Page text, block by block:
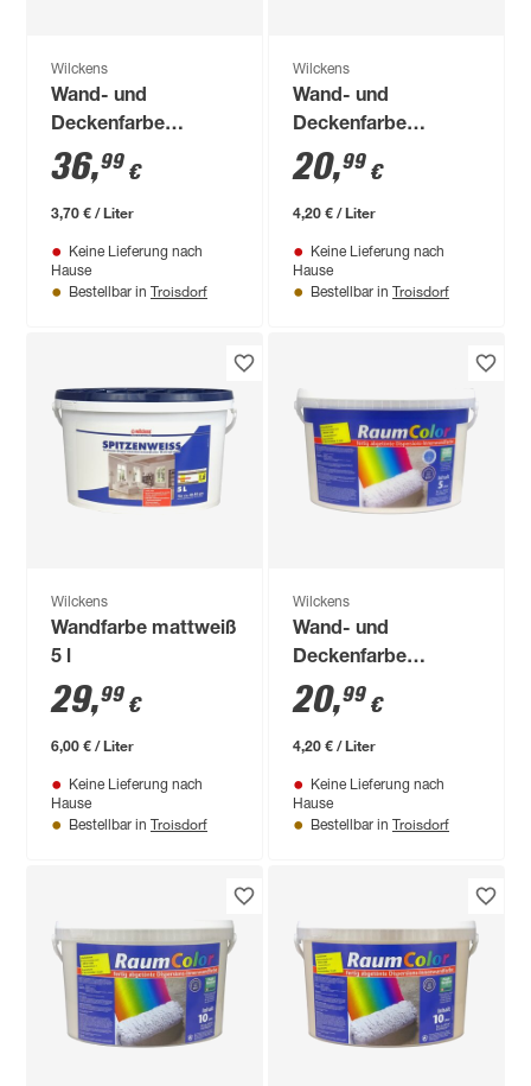
Wilckens
Wand- und
Deckenfarbe
'RaumColor'
cappuccinofarben
10 l
36,99 €
3,70 € / Liter
Keine Lieferung nach
Hause
Bestellbar in Troisdorf
Wilckens
Wand- und
Deckenfarbe
'RaumColor'
sandfarben 5 l
20,99 €
4,20 € / Liter
Keine Lieferung nach
Hause
Bestellbar in Troisdorf
Wilckens
Wandfarbe mattweiß
5 l
29,99 €
6,00 € / Liter
Keine Lieferung nach
Hause
Bestellbar in Troisdorf
Wilckens
Wand- und
Deckenfarbe
'RaumColor'
hellbraun 5 l
20,99 €
4,20 € / Liter
Keine Lieferung nach
Hause
Bestellbar in Troisdorf